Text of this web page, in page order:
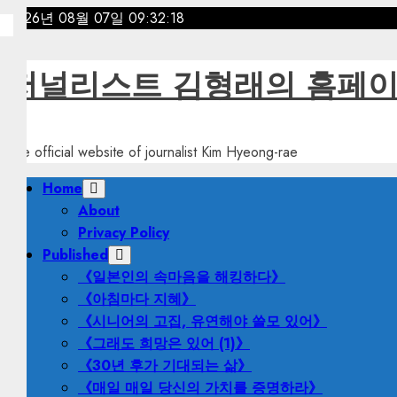
Skip
2026년 08월 07일 09:32:19
저널리스트 김형래의 홈페
The official website of journalist Kim Hyeong-rae
PrimaryHome
About
Privacy Policy
Published
《일본인의 속마음을 해킹하다》
《아침마다 지혜》
《시니어의 고집, 유연해야 쓸모 있어》
《그래도 희망은 있어 (1)》
《30년 후가 기대되는 삶》
《매일 매일 당신의 가치를 증명하라》